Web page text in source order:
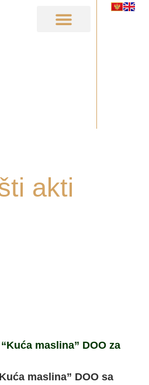
akti
maslina” DOO za
maslina” DOO sa